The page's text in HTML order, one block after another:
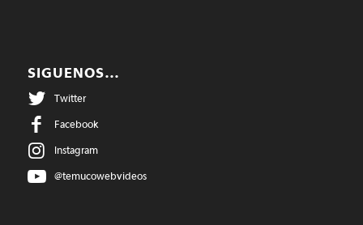
SIGUENOS…
Twitter
Facebook
Instagram
@temucowebvideos